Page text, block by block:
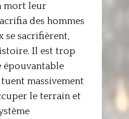
mort leur
des hommes
se sacrifièrent,
Il est trop
épouvantable
massivement
le terrain et